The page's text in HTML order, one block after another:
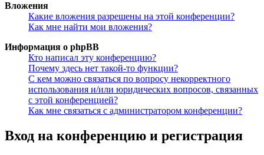
Вложения
Какие вложения разрешены на этой конференции?
Как мне найти мои вложения?
Информация о phpBB
Кто написал эту конференцию?
Почему здесь нет такой-то функции?
С кем можно связаться по вопросу некорректного
использования и/или юридических вопросов, связанных
с этой конференцией?
Как мне связаться с администратором конференции?
Вход на конференцию и регистрация